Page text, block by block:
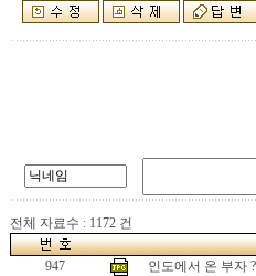
전체 자료수 : 1172 건
947
인도에서 온 부자